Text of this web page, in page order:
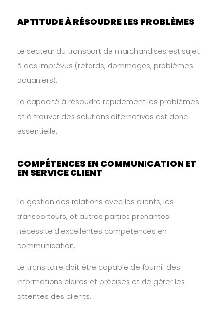
APTITUDE À RÉSOUDRE LES PROBLÈMES
Le secteur du transport de marchandises est sujet
à des imprévus (retards, dommages, problèmes
douaniers).
La capacité à résoudre rapidement les problèmes
et à trouver des solutions alternatives est donc
essentielle.
COMPÉTENCES EN COMMUNICATION ET
EN SERVICE CLIENT
La gestion des relations avec les clients, les
transporteurs, et autres parties prenantes
nécessite d’excellentes compétences en
communication.
Le transitaire doit être capable de fournir des
informations claires et précises et de gérer les
attentes des clients.